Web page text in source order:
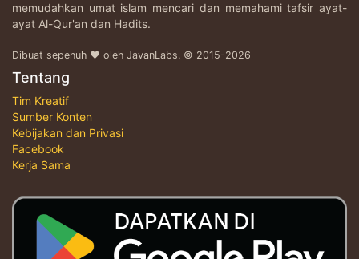
memudahkan umat islam mencari dan memahami tafsir ayat-
ayat Al-Qur'an dan Hadits.
Dibuat sepenuh ♥ oleh JavanLabs. © 2015-2026
Tentang
Tim Kreatif
Sumber Konten
Kebijakan dan Privasi
Facebook
Kerja Sama